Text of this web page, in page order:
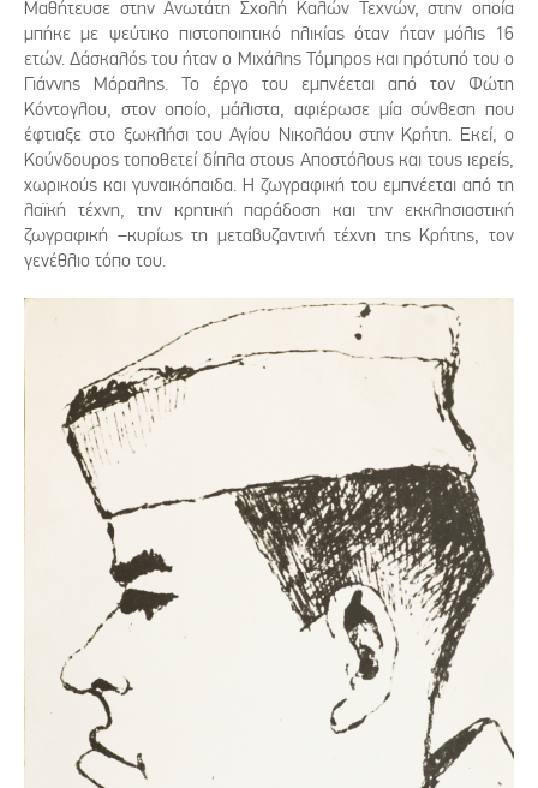
Μαθήτευσε στην Ανωτάτη Σχολή Καλών Τεχνών, στην οποία
μπήκε με ψεύτικο πιστοποιητικό ηλικίας όταν ήταν μόλις 16
ετών. Δάσκαλός του ήταν ο Μιχάλης Τόμπρος και πρότυπό του ο
Γιάννης Μόραλης. Το έργο του εμπνέεται από τον Φώτη
Κόντογλου, στον οποίο, μάλιστα, αφιέρωσε μία σύνθεση που
έφτιαξε στο ξωκλήσι του Αγίου Νικολάου στην Κρήτη. Εκεί, ο
Κούνδουρος τοποθετεί δίπλα στους Αποστόλους και τους ιερείς,
χωρικούς και γυναικόπαιδα. Η ζωγραφική του εμπνέεται από τη
λαϊκή τέχνη, την κρητική παράδοση και την εκκλησιαστική
ζωγραφική –κυρίως τη μεταβυζαντινή τέχνη της Κρήτης, τον
γενέθλιο τόπο του.